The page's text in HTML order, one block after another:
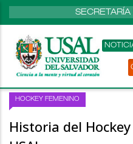
HOCKEY FEMENINO
Historia del